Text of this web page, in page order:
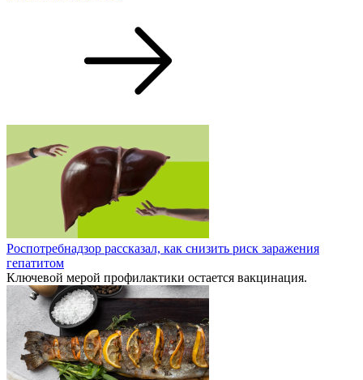
Роспотребнадзор рассказал, как снизить риск заражения
гепатитом
Ключевой мерой профилактики остается вакцинация.